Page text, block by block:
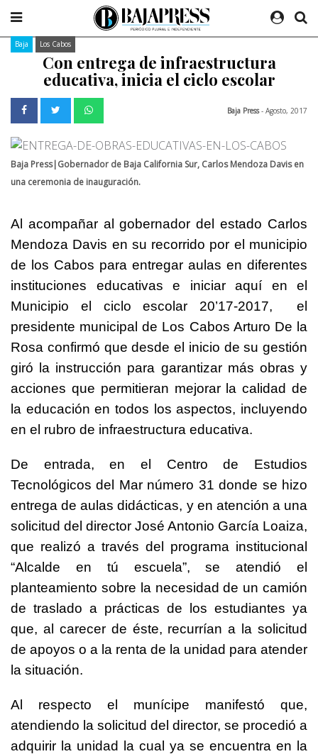
Baja Los Cabos
Con entrega de infraestructura
educativa, inicia el ciclo escolar
Baja Press - Agosto, 2017
Baja Press|Gobernador de Baja California Sur, Carlos Mendoza Davis en
una ceremonia de inauguración.
Al acompañar al gobernador del estado Carlos
Mendoza Davis en su recorrido por el municipio
de los Cabos para entregar aulas en diferentes
instituciones educativas e iniciar aquí en el
Municipio el ciclo escolar 20’17-2017, el
presidente municipal de Los Cabos Arturo De la
Rosa confirmó que desde el inicio de su gestión
giró la instrucción para garantizar más obras y
acciones que permitieran mejorar la calidad de
la educación en todos los aspectos, incluyendo
en el rubro de infraestructura educativa.
De entrada, en el Centro de Estudios
Tecnológicos del Mar número 31 donde se hizo
entrega de aulas didácticas, y en atención a una
solicitud del director José Antonio García Loaiza,
que realizó a través del programa institucional
“Alcalde en tú escuela”, se atendió el
planteamiento sobre la necesidad de un camión
de traslado a prácticas de los estudiantes ya
que, al carecer de éste, recurrían a la solicitud
de apoyos o a la renta de la unidad para atender
la situación.
Al respecto el munícipe manifestó que,
atendiendo la solicitud del director, se procedió a
adquirir la unidad la cual ya se encuentra en la